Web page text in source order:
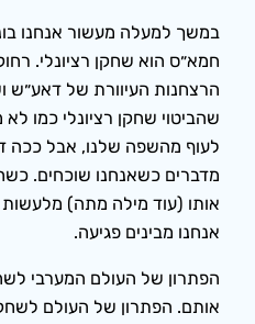
במשך למעלה מעשור אנחנו
חמא״ס הוא שחקן רציונלי.
הרצחנות העיוורת של דאע״ש
שהביטוי שחקן רציונלי כמו
לעוף מהשפה שלנו, אבל ככה
מדברים כשאנחנו שוכחים.
אותו (עוד מילה מתה) מלעשות
אנחנו מבינים פגיעה.
הפתרון של העולם המערבי
אותם. הפתרון של העולם